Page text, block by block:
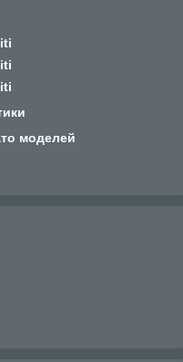
моделей